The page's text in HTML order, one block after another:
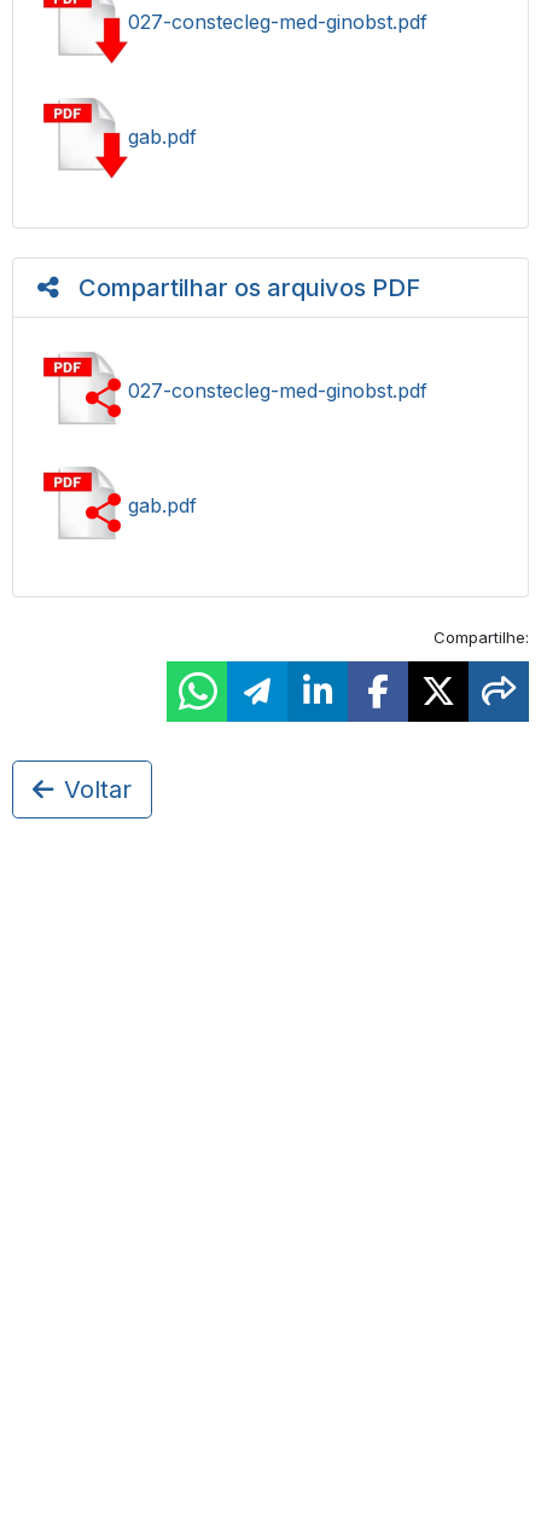
027-constecleg-med-ginobst.pdf
gab.pdf
Compartilhar os arquivos PDF
027-constecleg-med-ginobst.pdf
gab.pdf
Compartilhe:
Voltar